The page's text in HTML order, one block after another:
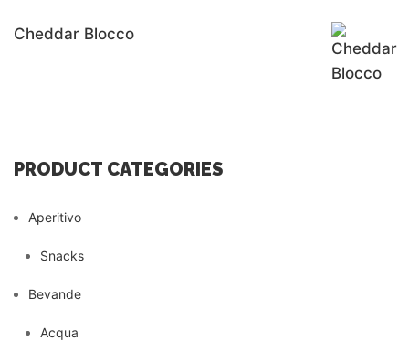
Cheddar Blocco
PRODUCT CATEGORIES
Aperitivo
Snacks
Bevande
Acqua